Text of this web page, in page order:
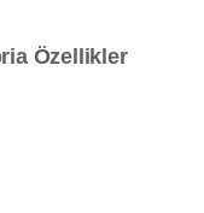
Özellikler